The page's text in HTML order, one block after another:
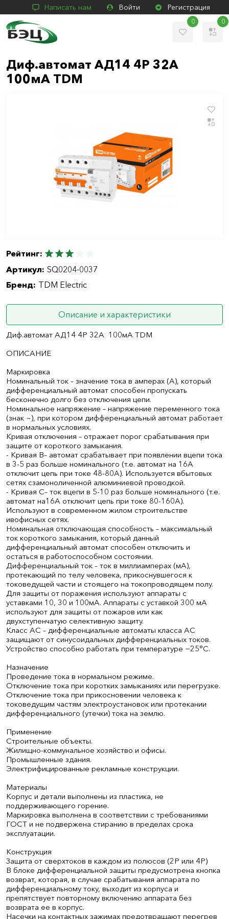
Написать нам Войти Регистрация
0 0
Диф.автомат АД14 4Р 32А
100мА TDM
Рейтинг:
Артикул: SQ0204-0037
Бренд: TDM Electric
Описание и характеристики
Диф.автомат АД14 4Р 32А 100мА TDM
ОПИСАНИЕ
Маркировка
Номинальный ток – значение тока в амперах (А), который
дифференциальный автомат способен пропускать
бесконечно долго без отключения цепи.
Номинальное напряжение – напряжение переменного тока
(знак ~), при котором дифференциальный автомат работает
в нормальных условиях.
Кривая отключения – отражает порог срабатывания при
защите от короткого замыкания.
- Кривая B– автомат срабатывает при появлении вцепи тока
в 3-5 раз больше номинального (т.е. автомат на 16А
отключит цепь при токе 48-80А). Используется вбытовых
сетях сзамоноличенной алюминиевой проводкой.
- Кривая С– ток вцепи в 5-10 раз больше номинального (т.е.
автомат на16А отключит цепь при токе 80-160А).
Используют в современном жилом строительстве
ивофисных сетях.
Номинальная отключающая способность – максимальный
ток короткого замыкания, который данный
дифференциальный автомат способен отключить и
остаться в работоспособном состоянии.
Дифференциальный ток – ток в миллиамперах (мА),
протекающий по телу человека, прикоснувшегося к
токоведущей части и стоящего на токопроводящем полу.
Для защиты от поражения используют аппараты с
уставками 10, 30 и 100мА. Аппараты с уставкой 300 мА
используют для защиты от пожаров или как
двухступенчатую селективную защиту.
Класс АС – дифференциальные автоматы класса АС
защищают от синусоидальных дифференциальных токов.
Устройство способно работать при температуре −25°С.
Назначение
Проведение тока в нормальном режиме.
Отключение тока при коротких замыканиях или перегрузке.
Отключение тока при прикосновении человека к
токоведущим частям электроустановок или протекании
дифференциального (утечки) тока на землю.
Применение
Строительные объекты.
Жилищно-коммунальное хозяйство и офисы.
Промышленные здания.
Электрифицированные рекламные конструкции.
Материалы
Корпус и детали выполнены из пластика, не
поддерживающего горение.
Маркировка выполнена в соответствии с требованиями
ГОСТ и не подвержена стиранию в пределах срока
эксплуатации.
Конструкция
Защита от сверхтоков в каждом из полюсов (2Р или 4Р)
В блоке дифференциальной защиты предусмотрена кнопка
возврат, которая, в случае срабатывания аппарата по
дифференциальному току, выходит из корпуса и
препятствует повторному включению аппарата без
возврата ее в корпус.
Насечки на контактных зажимах предотвращают перегрев